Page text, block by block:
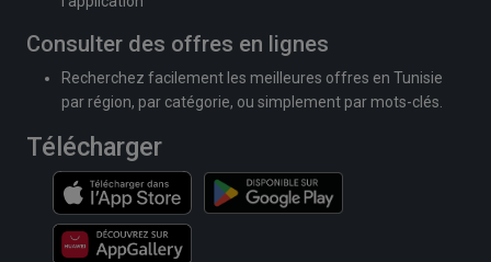
Consulter des offres en lignes
Recherchez facilement les meilleures offres en Tunisie
par région, par catégorie, ou simplement par mots-clés.
Télécharger